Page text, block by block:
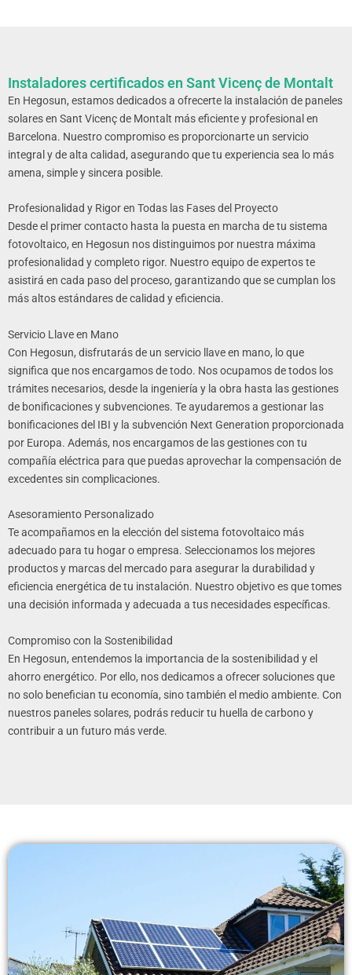
Instaladores certificados en Sant Vicenç de Montalt
En Hegosun, estamos dedicados a ofrecerte la instalación de paneles
solares en Sant Vicenç de Montalt más eficiente y profesional en
Barcelona. Nuestro compromiso es proporcionarte un servicio
integral y de alta calidad, asegurando que tu experiencia sea lo más
amena, simple y sincera posible.
Profesionalidad y Rigor en Todas las Fases del Proyecto
Desde el primer contacto hasta la puesta en marcha de tu sistema
fotovoltaico, en Hegosun nos distinguimos por nuestra máxima
profesionalidad y completo rigor. Nuestro equipo de expertos te
asistirá en cada paso del proceso, garantizando que se cumplan los
más altos estándares de calidad y eficiencia.
Servicio Llave en Mano
Con Hegosun, disfrutarás de un servicio llave en mano, lo que
significa que nos encargamos de todo. Nos ocupamos de todos los
trámites necesarios, desde la ingeniería y la obra hasta las gestiones
de bonificaciones y subvenciones. Te ayudaremos a gestionar las
bonificaciones del IBI y la subvención Next Generation proporcionada
por Europa. Además, nos encargamos de las gestiones con tu
compañía eléctrica para que puedas aprovechar la compensación de
excedentes sin complicaciones.
Asesoramiento Personalizado
Te acompañamos en la elección del sistema fotovoltaico más
adecuado para tu hogar o empresa. Seleccionamos los mejores
productos y marcas del mercado para asegurar la durabilidad y
eficiencia energética de tu instalación. Nuestro objetivo es que tomes
una decisión informada y adecuada a tus necesidades específicas.
Compromiso con la Sostenibilidad
En Hegosun, entendemos la importancia de la sostenibilidad y el
ahorro energético. Por ello, nos dedicamos a ofrecer soluciones que
no solo benefician tu economía, sino también el medio ambiente. Con
nuestros paneles solares, podrás reducir tu huella de carbono y
contribuir a un futuro más verde.